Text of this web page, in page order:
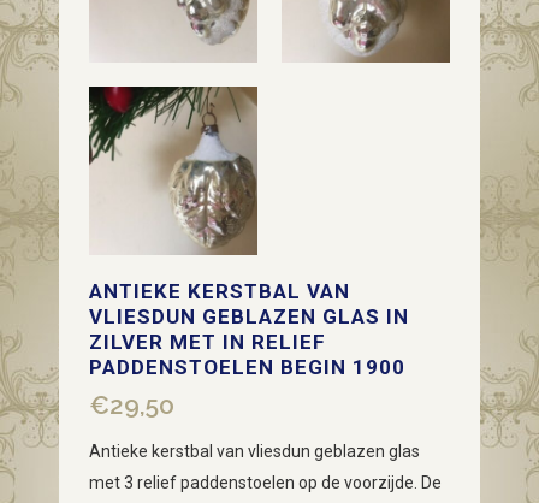
ANTIEKE KERSTBAL VAN
VLIESDUN GEBLAZEN GLAS IN
ZILVER MET IN RELIEF
PADDENSTOELEN BEGIN 1900
€29,50
Antieke kerstbal van vliesdun geblazen glas
met 3 relief paddenstoelen op de voorzijde. De